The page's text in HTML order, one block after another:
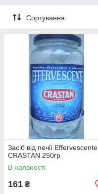
Сортування
Засіб від печії Effervescente
CRASTAN 250гр
В наявності
161 ₴